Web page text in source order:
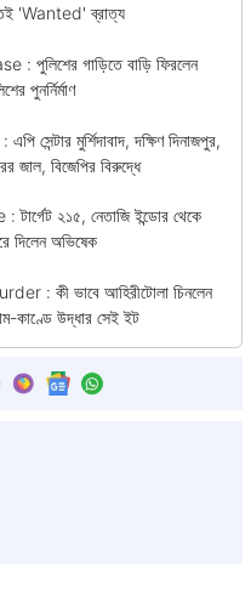
'Wanted' ব্রাত্য
পুলিশের গাড়িতে বাড়ি ফিরলেন
পুনর্নির্মাণ
মুর্শিদাবাদ, দক্ষিণ দিনাজপুর,
জাল, বিজেপির বিরুদ্ধে
২১৫, নেতাজি ইন্ডোর থেকে
দিলেন অভিষেক
: কী ভাবে আহিরীটোলা চিনলেন
কাণ্ডে উদ্ধার সেই ইট